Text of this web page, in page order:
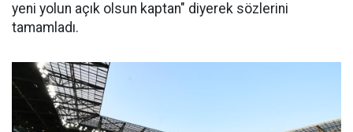
yeni yolun açık olsun kaptan" diyerek sözlerini
tamamladı.